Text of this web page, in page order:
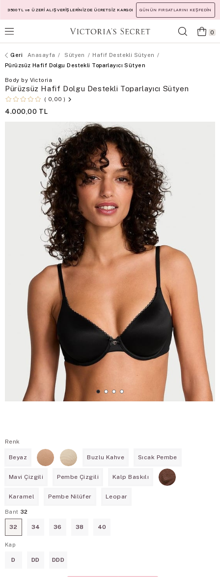
3500 TL ve ÜZERİ ALIŞVERİŞLERİNİZDE ÜCRETSİZ KARGO! GÜNÜN FIRSATLARINI KEŞFEDİN
0
Anasayfa Sütyen
Hafif Destekli Sütyen
Pürüzsüz Hafif Dolgu Destekli Toparlayıcı Sütyen
Body by Victoria
Pürüzsüz Hafif Dolgu Destekli Toparlayıcı Sütyen
0,00
4.000,00 TL
Renk
Beyaz Buzlu Kahve Sıcak Pembe
Mavi Çizgili Pembe Çizgili Kalp Baskılı
Karamel Pembe Nilüfer Leopar
Bant 32
32 34 36 38 40
Kap
D DD DDD